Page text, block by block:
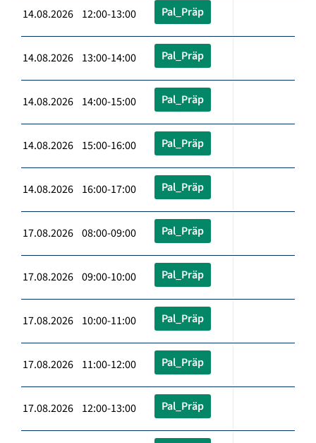
14.08.2026 12:00-13:00 Pal_Präp
14.08.2026 13:00-14:00 Pal_Präp
14.08.2026 14:00-15:00 Pal_Präp
14.08.2026 15:00-16:00 Pal_Präp
14.08.2026 16:00-17:00 Pal_Präp
17.08.2026 08:00-09:00 Pal_Präp
17.08.2026 09:00-10:00 Pal_Präp
17.08.2026 10:00-11:00 Pal_Präp
17.08.2026 11:00-12:00 Pal_Präp
17.08.2026 12:00-13:00 Pal_Präp